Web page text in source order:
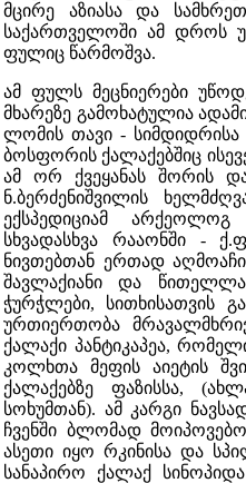
მცირე აზიასა და
საქართველოში ამ დროს
ფულიც წარმოშვა.
ამ ფულს მეცნიერები
მხარეზე გამოხატულია
ლომის თავი -
ბოსფორის ქალაქებშიც
ამ ორ ქვეყანას შორის
ნ.ბერძენიშვილის
ექსპედიციამ
სხვადასხვა რააონში -
ნივთებთან ერთად
შავლაქიანი და
ჭურჭლები, სითხისათვის
ურთიერთობა
ქალაქი პანტიკაპეა,
კოლხთა მეფის აიეტის
ქალაქებზე ფაზისსა,
სოხუმთან). ამ კარგი
ჩვენში ბლომად
ასეთი იყო რკინისა და
სანაპირო ქალაქ